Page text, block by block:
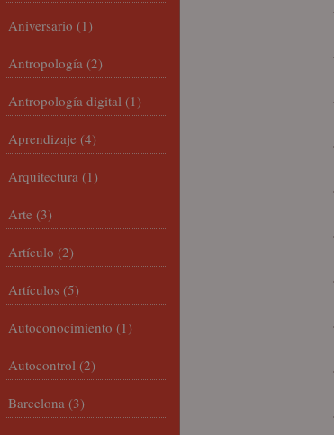
Aniversario (1)
Antropología (2)
Antropología digital (1)
Aprendizaje (4)
Arquitectura (1)
Arte (3)
Artículo (2)
Artículos (5)
Autoconocimiento (1)
Autocontrol (2)
Barcelona (3)